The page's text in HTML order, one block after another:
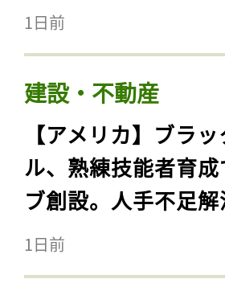
1日前
建設・不動産
【アメリカ】ブラ
ル、熟練技能者育
ブ創設。人手不足解
1日前